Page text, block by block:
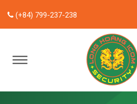
(+84) 799-237-238